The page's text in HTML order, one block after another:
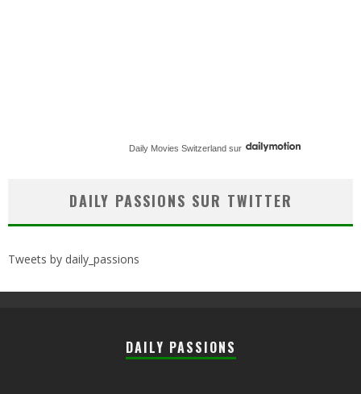
Daily Movies Switzerland sur
DAILY PASSIONS SUR TWITTER
Tweets by daily_passions
DAILY PASSIONS